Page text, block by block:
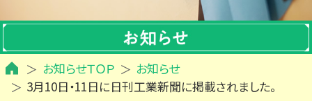
お知らせＴＯＰ
お知らせ
3月10日・11日に日刊工業新聞に掲載されました。